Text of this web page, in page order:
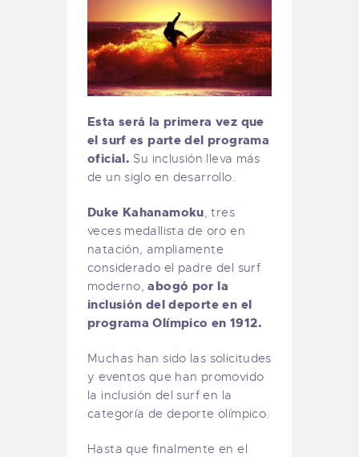
Esta será la primera vez que
el surf es parte del programa
oficial. Su inclusión lleva más
de un siglo en desarrollo.
Duke Kahanamoku , tres
veces medallista de oro en
natación, ampliamente
considerado el padre del surf
moderno,abogó por la
inclusión del deporte en el
programa Olímpico en 1912.
Muchas han sido las solicitudes
y eventos que han promovido
la inclusión del surf en la
categoría de deporte olímpico.
Hasta que finalmente en el